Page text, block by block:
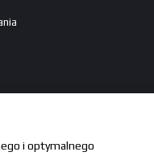
i optymalnego